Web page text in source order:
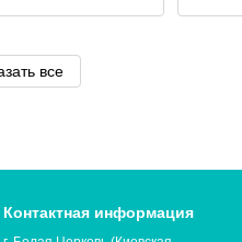
все
Контактная информация